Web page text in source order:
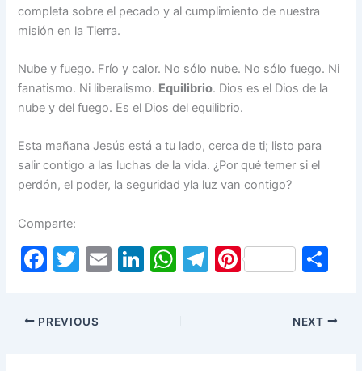
completa sobre el pecado y al cumplimiento de nuestra
misión en la Tierra.
Nube y fuego. Frío y calor. No sólo nube. No sólo fuego. Ni
fanatismo. Ni liberalismo. Equilibrio. Dios es el Dios de la
nube y del fuego. Es el Dios del equilibrio.
Esta mañana Jesús está a tu lado, cerca de ti; listo para
salir contigo a las luchas de la vida. ¿Por qué temer si el
perdón, el poder, la seguridad yla luz van contigo?
Comparte:
F
c
e
T
itt
er
E
Li W T Pi
ar
PREVIOUS NEXT